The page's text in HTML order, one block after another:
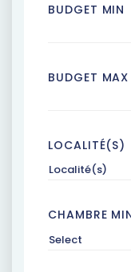
BUDGET MIN
BUDGET MAX
LOCALITÉ(S)
Localité(s)
CHAMBRE
Select